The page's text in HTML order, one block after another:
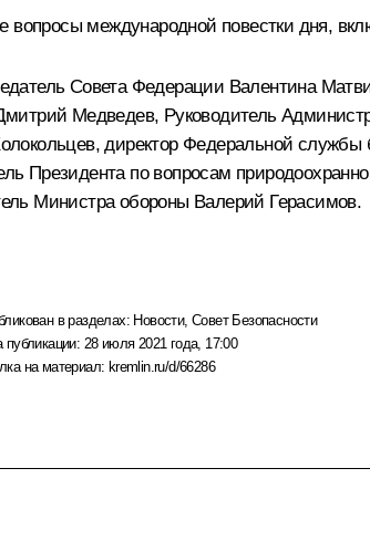
вопросы международной повестки дня,
Совета Федерации Валентина
Медведев, Руководитель
, директор Федеральной службы
Президента по вопросам
Министра обороны Валерий Герасимов.
в разделах: Новости,Совет Безопасности
публикации: 28 июля 2021 года, 17:00
на материал: kremlin.ru/d/66286